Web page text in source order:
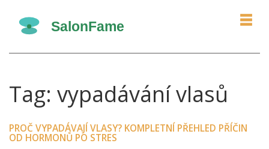
Tag: vypadávání vlasů
PROČ VYPADÁVAJÍ VLASY? KOMPLETNÍ PŘEHLED PŘÍČIN
OD HORMONŮ PO STRES